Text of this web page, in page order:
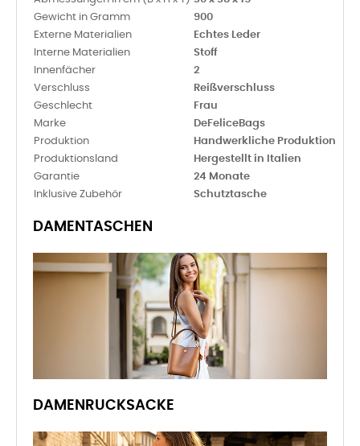
Gewicht in Gramm
900
Externe Materialien
Echtes Leder
Interne Materialien
Stoff
Innenfächer
2
Verschluss
Reißverschluss
Geschlecht
Frau
Marke
DeFeliceBags
Produktion
Handwerkliche Produktion
Produktionsland
Hergestellt in Italien
Garantie
24 Monate
Inklusive Zubehör
Schutztasche
DAMENTASCHEN
DAMENRUCKSACKE